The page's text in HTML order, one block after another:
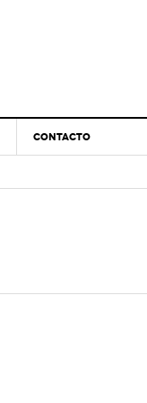
CONTACTO